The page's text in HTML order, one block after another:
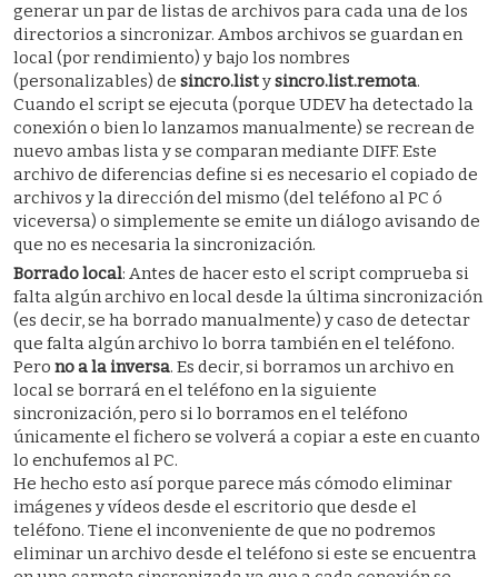
generar un par de listas de archivos para cada una de los
directorios a sincronizar. Ambos archivos se guardan en
local (por rendimiento) y bajo los nombres
(personalizables) de sincro.listysincro.list.remota.
Cuando el script se ejecuta (porque UDEV ha detectado la
conexión o bien lo lanzamos manualmente) se recrean de
nuevo ambas lista y se comparan mediante DIFF. Este
archivo de diferencias define si es necesario el copiado de
archivos y la dirección del mismo (del teléfono al PC ó
viceversa) o simplemente se emite un diálogo avisando de
que no es necesaria la sincronización.
Borrado local: Antes de hacer esto el script comprueba si
falta algún archivo en local desde la última sincronización
(es decir, se ha borrado manualmente) y caso de detectar
que falta algún archivo lo borra también en el teléfono.
Pero no a la inversa. Es decir, si borramos un archivo en
local se borrará en el teléfono en la siguiente
sincronización, pero si lo borramos en el teléfono
únicamente el fichero se volverá a copiar a este en cuanto
lo enchufemos al PC.
He hecho esto así porque parece más cómodo eliminar
imágenes y vídeos desde el escritorio que desde el
teléfono. Tiene el inconveniente de que no podremos
eliminar un archivo desde el teléfono si este se encuentra